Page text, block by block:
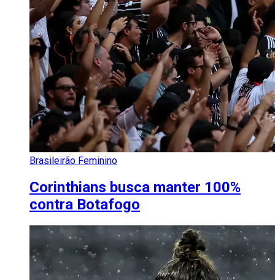
Brasileirão Feminino
Corinthians busca manter 100%
contra Botafogo